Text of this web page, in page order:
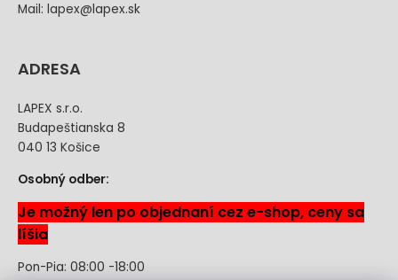
Mail: lapex@lapex.sk
ADRESA
LAPEX s.r.o.
Budapeštianska 8
040 13 Košice
Osobný odber:
Je možný len po objednaní cez e-shop, ceny sa
líšia
Pon-Pia: 08:00 -18:00